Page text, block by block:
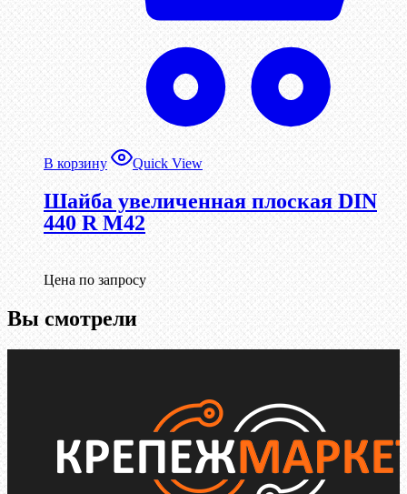
В корзину Quick View
Шайба увеличенная плоская DIN
440 R М42
Цена по запросу
Вы смотрели